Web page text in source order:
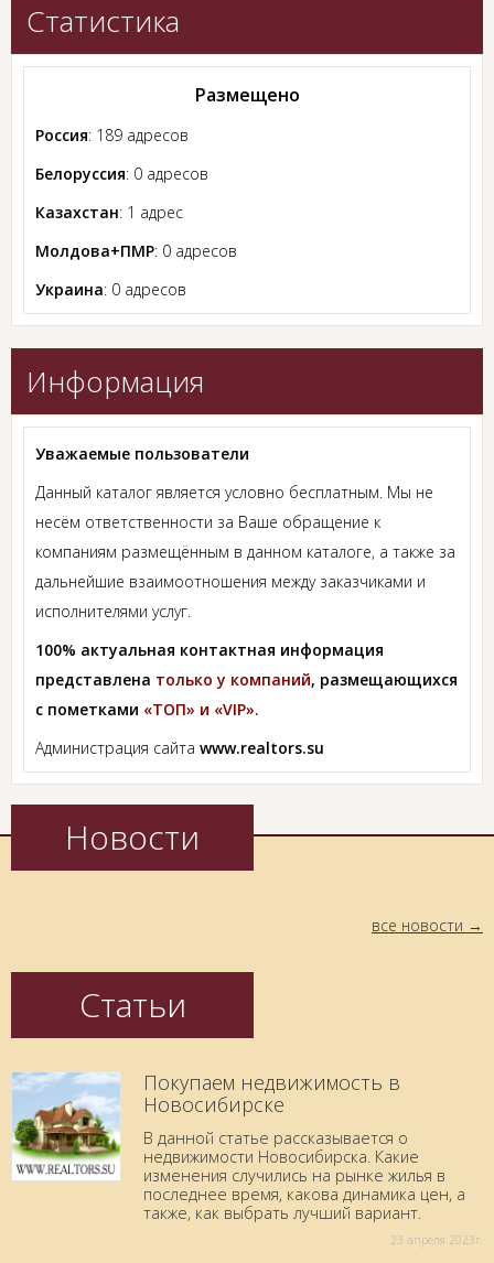
Статистика
Размещено
Россия: 189 адресов
Белоруссия: 0 адресов
Казахстан: 1 адрес
Молдова+ПМР: 0 адресов
Украина: 0 адресов
Информация
Уважаемые пользователи
Данный каталог является условно бесплатным. Мы не
несём ответственности за Ваше обращение к
компаниям размещённым в данном каталоге, а также за
дальнейшие взаимоотношения между заказчиками и
исполнителями услуг.
100% актуальная контактная информация
представлена только у компаний, размещающихся
с пометками «ТОП» и «VIP».
Администрация сайта www.realtors.su
Новости
все новости
Статьи
Покупаем недвижимость в
Новосибирске
В данной статье рассказывается о
недвижимости Новосибирска. Какие
изменения случились на рынке жилья в
последнее время, какова динамика цен, а
также, как выбрать лучший вариант.
23 aпреля 2023г.